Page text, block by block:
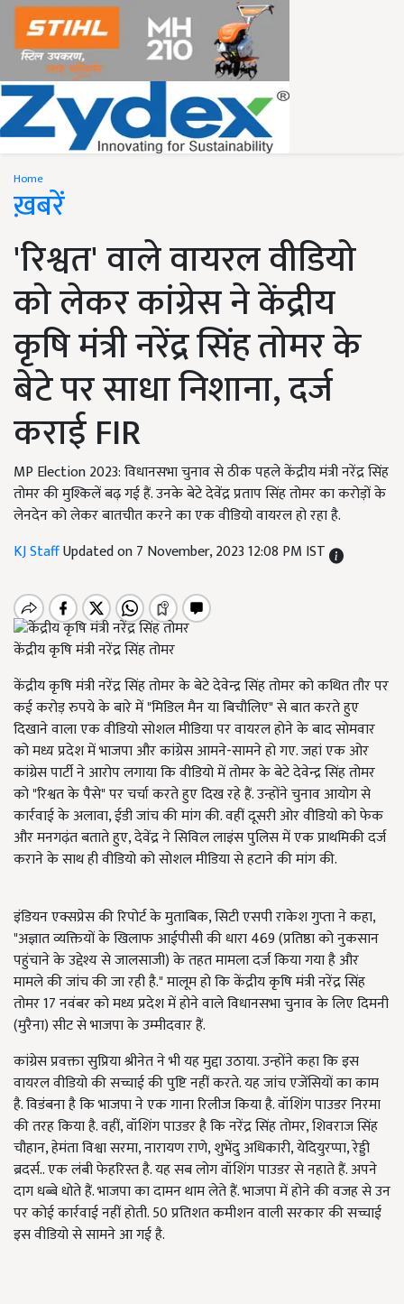
Home
ख़बरें
'रिश्वत' वाले वायरल वीडियो
को लेकर कांग्रेस ने केंद्रीय
कृषि मंत्री नरेंद्र सिंह तोमर के
बेटे पर साधा निशाना, दर्ज
कराई FIR
MP Election 2023: विधानसभा चुनाव से ठीक पहले केंद्रीय मंत्री नरेंद्र सिंह
तोमर की मुश्किलें बढ़ गई हैं. उनके बेटे देवेंद्र प्रताप सिंह तोमर का करोड़ों के
लेनदेन को लेकर बातचीत करने का एक वीडियो वायरल हो रहा है.
KJ StaffUpdated on 7 November, 2023 12:08 PM IST
केंद्रीय कृषि मंत्री नरेंद्र सिंह तोमर
केंद्रीय कृषि मंत्री नरेंद्र सिंह तोमर के बेटे देवेन्द्र सिंह तोमर को कथित तौर पर
कई करोड़ रुपये के बारे में "मिडिल मैन या बिचौलिए" से बात करते हुए
दिखाने वाला एक वीडियो सोशल मीडिया पर वायरल होने के बाद सोमवार
को मध्य प्रदेश में भाजपा और कांग्रेस आमने-सामने हो गए. जहां एक ओर
कांग्रेस पार्टी ने आरोप लगाया कि वीडियो में तोमर के बेटे देवेन्द्र सिंह तोमर
को "रिश्वत के पैसे" पर चर्चा करते हुए दिख रहे हैं. उन्होंने चुनाव आयोग से
कार्रवाई के अलावा, ईडी जांच की मांग की. वहीं दूसरी ओर वीडियो को फेक
और मनगढ़ंत बताते हुए, देवेंद्र ने सिविल लाइंस पुलिस में एक प्राथमिकी दर्ज
कराने के साथ ही वीडियो को सोशल मीडिया से हटाने की मांग की.
इंडियन एक्सप्रेस की रिपोर्ट के मुताबिक, सिटी एसपी राकेश गुप्ता ने कहा,
"अज्ञात व्यक्तियों के खिलाफ आईपीसी की धारा 469 (प्रतिष्ठा को नुकसान
पहुंचाने के उद्देश्य से जालसाजी) के तहत मामला दर्ज किया गया है और
मामले की जांच की जा रही है." मालूम हो कि केंद्रीय कृषि मंत्री नरेंद्र सिंह
तोमर 17 नवंबर को मध्य प्रदेश में होने वाले विधानसभा चुनाव के लिए दिमनी
(मुरैना) सीट से भाजपा के उम्मीदवार हैं.
कांग्रेस प्रवक्ता सुप्रिया श्रीनेत ने भी यह मुद्दा उठाया. उन्होंने कहा कि इस
वायरल वीडियो की सच्चाई की पुष्टि नहीं करते. यह जांच एजेंसियों का काम
है. विडंबना है कि भाजपा ने एक गाना रिलीज किया है. वॉशिंग पाउडर निरमा
की तरह किया है. वहीं, वॉशिंग पाउडर है कि नरेंद्र सिंह तोमर, शिवराज सिंह
चौहान, हेमंता विश्वा सरमा, नारायण राणे, शुभेंदु अधिकारी, येदियुरप्पा, रेड्डी
ब्रदर्स.. एक लंबी फेहरिस्त है. यह सब लोग वॉशिंग पाउडर से नहाते हैं. अपने
दाग धब्बे धोते हैं. भाजपा का दामन थाम लेते हैं. भाजपा में होने की वजह से उन
पर कोई कार्रवाई नहीं होती. 50 प्रतिशत कमीशन वाली सरकार की सच्चाई
इस वीडियो से सामने आ गई है.